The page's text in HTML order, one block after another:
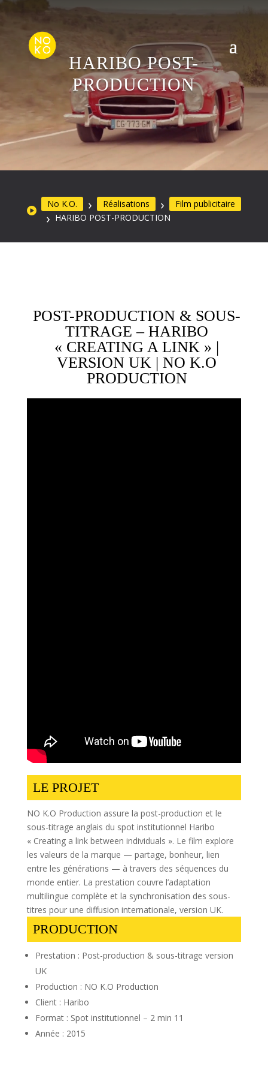
HARIBO POST-
PRODUCTION
No K.O. Réalisations
Film publicitaire
HARIBO POST-PRODUCTION
POST-PRODUCTION & SOUS-
TITRAGE – HARIBO
« CREATING A LINK » |
VERSION UK | NO K.O
PRODUCTION
LE PROJET
NO K.O Production assure la post-production et le
sous-titrage anglais du spot institutionnel Haribo
« Creating a link between individuals ». Le film explore
les valeurs de la marque — partage, bonheur, lien
entre les générations — à travers des séquences du
monde entier. La prestation couvre l’adaptation
multilingue complète et la synchronisation des sous-
titres pour une diffusion internationale, version UK.
PRODUCTION
Prestation : Post-production & sous-titrage version
UK
Production : NO K.O Production
Client : Haribo
Format : Spot institutionnel – 2 min 11
Année : 2015